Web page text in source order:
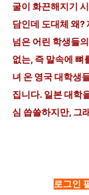
굴이 화끈해지기
담인데 도대체 왜?
넘은 어린 학생들
없는, 즉 말속에 뼈
녀 온 영국 대학생
집니다. 일본 대학
심 씁쓸하지만, 그
로그인